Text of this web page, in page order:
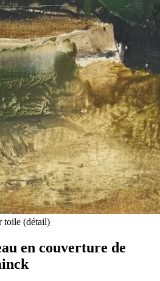
toile (détail)
en couverture de